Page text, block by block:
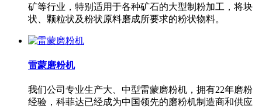
矿等行业，特别适用于各种矿石的大型制粉加工，将块
状、颗粒状及粉状原料磨成所要求的粉状物料。
雷蒙磨粉机
我们公司专业生产大、中型雷蒙磨粉机，拥有22年磨粉
经验，科菲达已经成为中国领先的磨粉机制造商和供应